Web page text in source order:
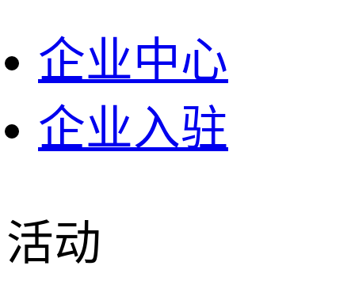
企业中心
企业入驻
活动